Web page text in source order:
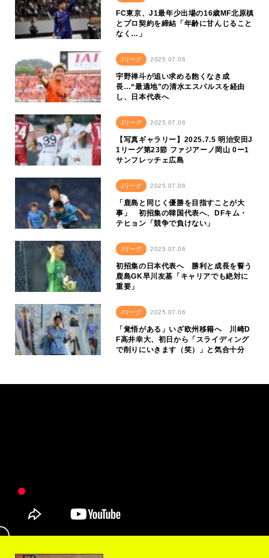
FC東京、J1最年少出場の16歳MF北原槙
とプロ契約を締結「年齢に甘んじること
なく…」
Jリーグ 2025.07.06
宇野禅斗が追い求める飽くなき成
長…“最適地”の清水エスパルスを経由
し、日本代表へ
Jリーグ 2025.07.06
【写真ギャラリー】2025.7.5 明治安田J
1リーグ第23節 ファジアーノ岡山 0ー1
サンフレッチェ広島
Jリーグ 2025.07.06
「鹿島と同じく優勝を目指すことが大
事」 初招集の韓国代表へ、DFキム・
テヒョン「競争で負けない」
Jリーグ 2025.07.06
初招集の日本代表へ 勝利と成長を誓う
鹿島GK早川友基「キャリアでも絶対に
重要」
Jリーグ 2025.07.06
「覚悟がある」いざ欧州移籍へ 川崎D
F高井幸大、初日から「スライディング
で削りにいきます（笑）」と気合十分